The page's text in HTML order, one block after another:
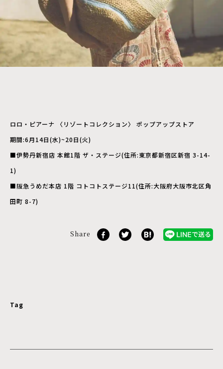
ロロ・ピアーナ 〈リゾートコレクション〉 ポップアップストア
期間:6月14日(水)~20日(火)
■伊勢丹新宿店 本館1階 ザ・ステージ(住所:東京都新宿区新宿 3-14-
1)
■阪急うめだ本店 1階 コトコトステージ11(住所:大阪府大阪市北区角
田町 8-7)
Share
Tag